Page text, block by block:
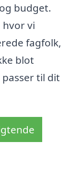
budget.
vi
fagfolk,
blot
til dit